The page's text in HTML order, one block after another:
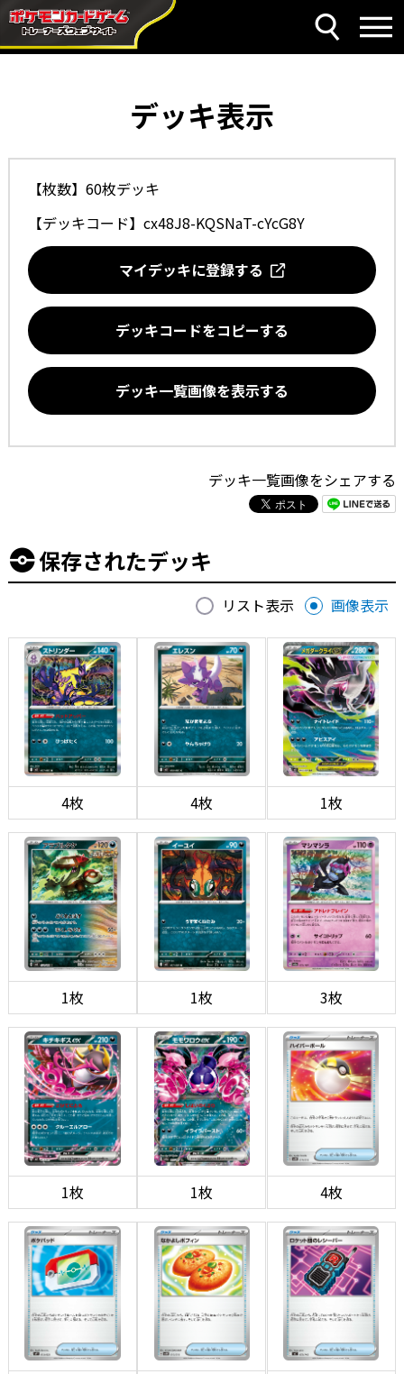
デッキ表示
【枚数】60枚デッキ
【デッキコード】 cx48J8-KQSNaT-cYcG8Y
マイデッキに登録する
デッキコードをコピーする
デッキ一覧画像を表示する
デッキ一覧画像をシェアする
保存されたデッキ
リスト表示 画像表示
4枚 4枚 1枚
1枚 1枚 3枚
1枚 1枚 4枚